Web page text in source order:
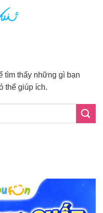
tìm thấy những gì bạn
thể giúp ích.